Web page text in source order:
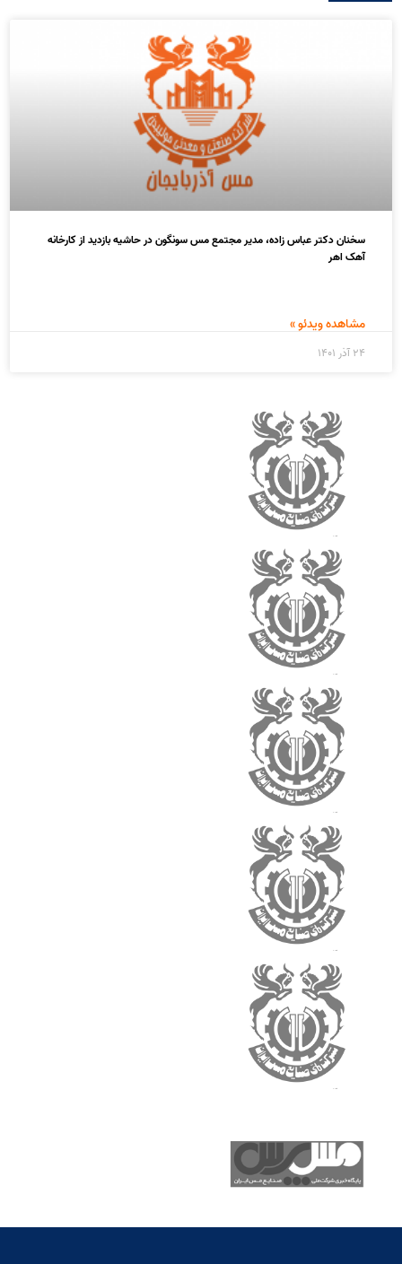
سخنان دکتر عباس زاده، مدیر مجتمع مس سونگون در حاشیه بازدید از کارخانه
آهک اهر
مشاهده ویدئو »
۲۴ آذر ۱۴۰۱